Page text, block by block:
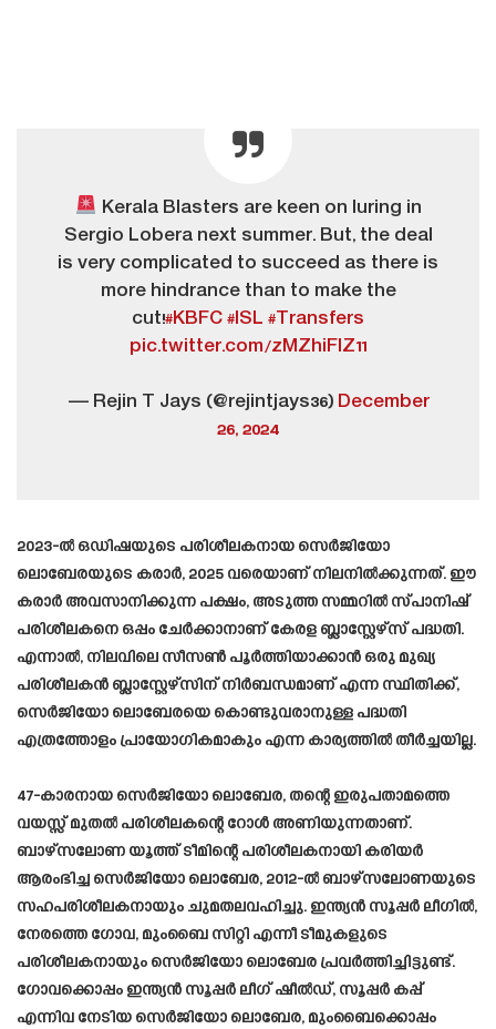
Kerala Blasters are keen on luring in
Sergio Lobera next summer. But, the deal
is very complicated to succeed as there is
more hindrance than to make the
cut!#KBFC #ISL #Transfers
pic.twitter.com/zMZhiFlZ11
— Rejin T Jays (@rejintjays36) December
26, 2024
2023-ൽ ഒഡിഷയുടെ പരിശീലകനായ സെർജിയോ
ലൊബേരയുടെ കരാർ, 2025 വരെയാണ് നിലനിൽക്കുന്നത്. ഈ
കരാർ അവസാനിക്കുന്ന പക്ഷം, അടുത്ത സമ്മറിൽ സ്പാനിഷ്
പരിശീലകനെ ഒപ്പം ചേർക്കാനാണ് കേരള ബ്ലാസ്റ്റേഴ്സ് പദ്ധതി.
എന്നാൽ, നിലവിലെ സീസൺ പൂർത്തിയാക്കാൻ ഒരു മുഖ്യ
പരിശീലകൻ ബ്ലാസ്റ്റേഴ്സിന് നിർബന്ധമാണ് എന്ന സ്ഥിതിക്ക്,
സെർജിയോ ലൊബേരയെ കൊണ്ടുവരാനുള്ള പദ്ധതി
എത്രത്തോളം പ്രായോഗികമാകും എന്ന കാര്യത്തിൽ തീർച്ചയില്ല.
47-കാരനായ സെർജിയോ ലൊബേര, തന്റെ ഇരുപതാമത്തെ
വയസ്സ് മുതൽ പരിശീലകന്റെ റോൾ അണിയുന്നതാണ്.
ബാഴ്സലോണ യൂത്ത് ടീമിന്റെ പരിശീലകനായി കരിയർ
ആരംഭിച്ച സെർജിയോ ലൊബേര, 2012-ൽ ബാഴ്സലോണയുടെ
സഹപരിശീലകനായും ചുമതലവഹിച്ചു. ഇന്ത്യൻ സൂപ്പർ ലീഗിൽ,
നേരത്തെ ഗോവ, മുംബൈ സിറ്റി എന്നീ ടീമുകളുടെ
പരിശീലകനായും സെർജിയോ ലൊബേര പ്രവർത്തിച്ചിട്ടുണ്ട്.
ഗോവക്കൊപ്പം ഇന്ത്യൻ സൂപ്പർ ലീഗ് ഷീൽഡ്, സൂപ്പർ കപ്പ്
എന്നിവ നേടിയ സെർജിയോ ലൊബേര, മുംബൈക്കൊപ്പം